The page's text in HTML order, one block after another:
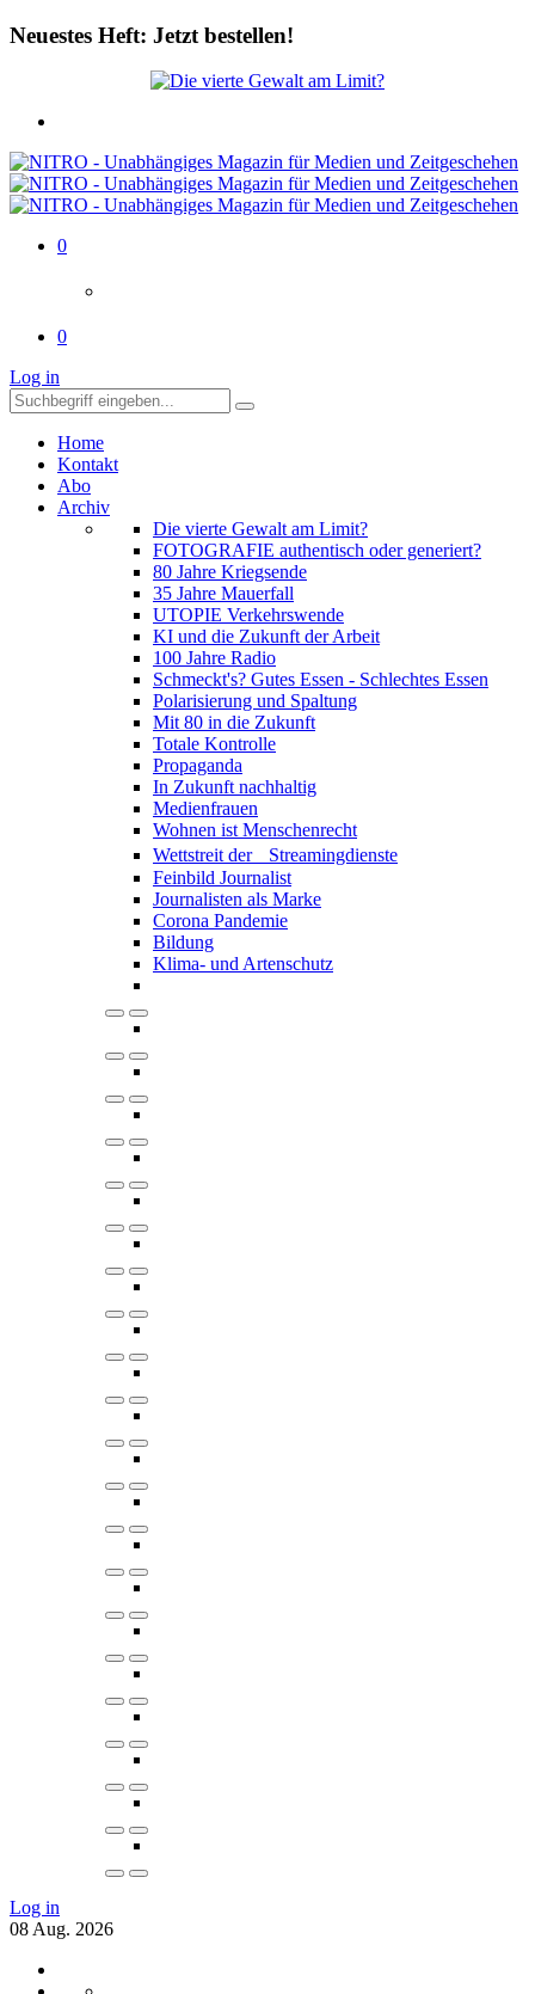
Neuestes Heft: Jetzt bestellen!
0
0
Log in
Home
Kontakt
Abo
Archiv
Die vierte Gewalt am Limit?
FOTOGRAFIE authentisch oder generiert?
80 Jahre Kriegsende
35 Jahre Mauerfall
UTOPIE Verkehrswende
KI und die Zukunft der Arbeit
100 Jahre Radio
Schmeckt's? Gutes Essen - Schlechtes Essen
Polarisierung und Spaltung
Mit 80 in die Zukunft
Totale Kontrolle
Propaganda
In Zukunft nachhaltig
Medienfrauen
Wohnen ist Menschenrecht
Wettstreit der Streamingdienste
Feinbild Journalist
Journalisten als Marke
Corona Pandemie
Bildung
Klima- und Artenschutz
Log in
08 Aug. 2026